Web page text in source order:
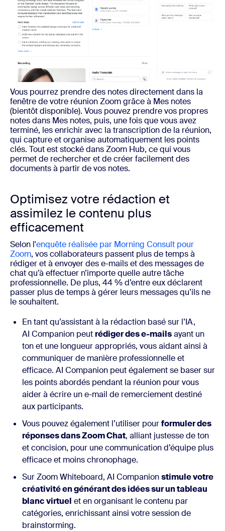
Vous pourrez prendre des notes directement dans la
fenêtre de votre réunion Zoom grâce à Mes notes
(bientôt disponible). Vous pouvez prendre vos propres
notes dans Mes notes, puis, une fois que vous avez
terminé, les enrichir avec la transcription de la réunion,
qui capture et organise automatiquement les points
clés. Tout est stocké dans Zoom Hub, ce qui vous
permet de rechercher et de créer facilement des
documents à partir de vos notes.
Optimisez votre rédaction et
assimilez le contenu plus
efficacement
Selon l'enquête réalisée par Morning Consult pour
Zoom, vos collaborateurs passent plus de temps à
rédiger et à envoyer des e-mails et des messages de
chat qu’à effectuer n’importe quelle autre tâche
professionnelle. De plus, 44 % d’entre eux déclarent
passer plus de temps à gérer leurs messages qu’ils ne
le souhaitent.
En tant qu’assistant à la rédaction basé sur l’IA,
AI Companion peut rédiger des e-mailsayant un
ton et une longueur appropriés, vous aidant ainsi à
communiquer de manière professionnelle et
efficace. AI Companion peut également se baser sur
les points abordés pendant la réunion pour vous
aider à écrire un e-mail de remerciement destiné
aux participants.
Vous pouvez également l’utiliser pourformuler des
réponses dans Zoom Chat, alliant justesse de ton
et concision, pour une communication d’équipe plus
efficace et moins chronophage.
Sur Zoom Whiteboard, AI Companionstimule votre
créativité en générant des idées sur un tableau
blanc virtuel et en organisant le contenu par
catégories, enrichissant ainsi votre session de
brainstorming.